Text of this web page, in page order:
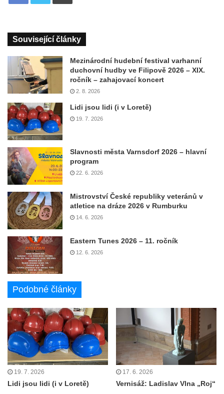
Související články
Mezinárodní hudební festival varhanní
duchovní hudby ve Filipově 2026 – XIX.
ročník – zahajovací koncert
2. 8. 2026
Lidi jsou lidi (i v Loretě)
19. 7. 2026
Slavnosti města Varnsdorf 2026 – hlavní
program
22. 6. 2026
Mistrovství České republiky veteránů v
atletice na dráze 2026 v Rumburku
14. 6. 2026
Eastern Tunes 2026 – 11. ročník
12. 6. 2026
Podobné články
19. 7. 2026
Lidi jsou lidi (i v Loretě)
17. 6. 2026
Vernisáž: Ladislav Vlna „Roj“